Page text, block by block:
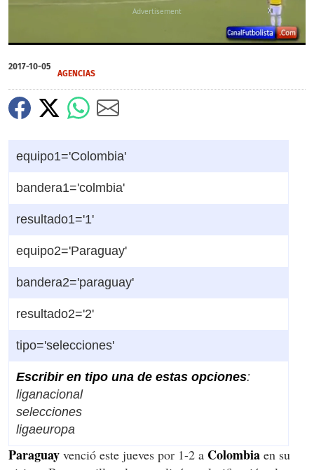
seconds
of
minute,
15
seconds
X
2017-10-05
AGENCIAS
equipo1='Colombia'
bandera1='colmbia'
resultado1='1'
equipo2='Paraguay'
bandera2='paraguay'
resultado2='2'
tipo='selecciones'
Escribir en tipo una de estas opciones:
liganacional
selecciones
ligaeuropa
Paraguay venció este jueves por 1-2 a Colombia en su